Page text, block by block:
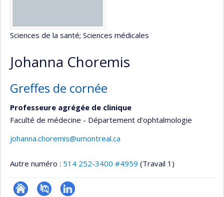
Sciences de la santé; Sciences médicales
Johanna Choremis
Greffes de cornée
Professeure agrégée de clinique
Faculté de médecine - Département d'ophtalmologie
johanna.choremis@umontreal.ca
Autre numéro : 514 252-3400 #4959 (Travail 1)